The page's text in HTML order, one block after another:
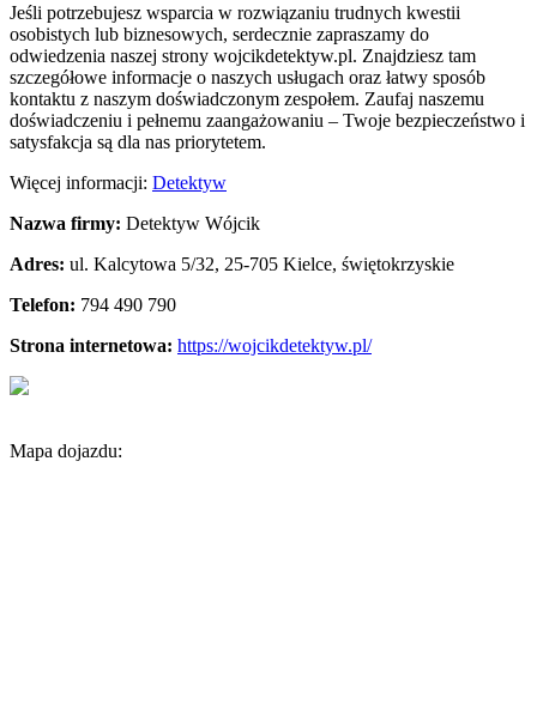
Jeśli potrzebujesz wsparcia w rozwiązaniu trudnych kwestii
osobistych lub biznesowych, serdecznie zapraszamy do
odwiedzenia naszej strony wojcikdetektyw.pl. Znajdziesz tam
szczegółowe informacje o naszych usługach oraz łatwy sposób
kontaktu z naszym doświadczonym zespołem. Zaufaj naszemu
doświadczeniu i pełnemu zaangażowaniu – Twoje bezpieczeństwo i
satysfakcja są dla nas priorytetem.
Więcej informacji: Detektyw
Nazwa firmy: Detektyw Wójcik
Adres: ul. Kalcytowa 5/32, 25-705 Kielce, świętokrzyskie
Telefon: 794 490 790
Strona internetowa: https://wojcikdetektyw.pl/
Mapa dojazdu: